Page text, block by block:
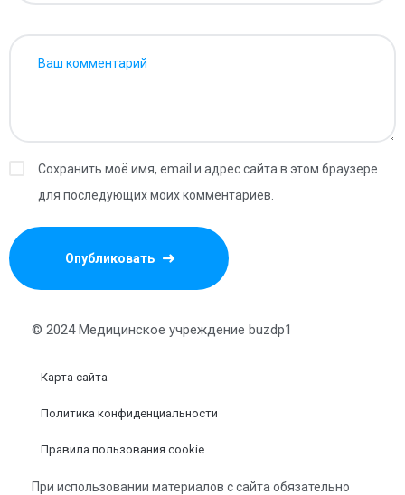
Сохранить моё имя, email и адрес сайта в этом браузере
для последующих моих комментариев.
© 2024 Медицинское учреждение buzdp1
Карта сайта
Политика конфиденциальности
Правила пользования cookie
При использовании материалов с сайта обязательно